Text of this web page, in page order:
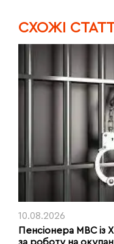
CХОЖІ
10.08.2026
Пенсіонера МВС із
за роботу на